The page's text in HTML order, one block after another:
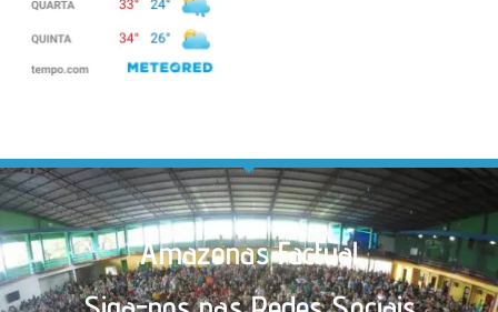
Amazonas Factual